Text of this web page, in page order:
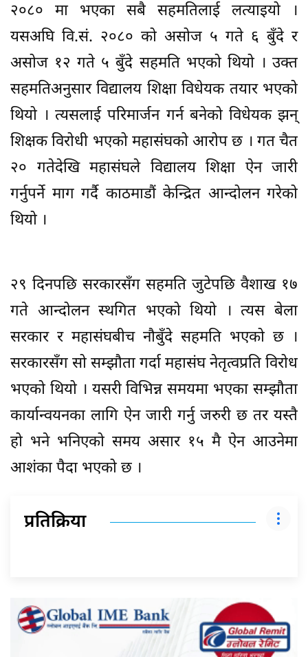
२०८० मा भएका सबै सहमतिलाई लत्याइयो ।
यसअघि वि.सं. २०८० को असोज ५ गते ६ बुँदे र
असोज १२ गते ५ बुँदे सहमति भएको थियो । उक्त
सहमतिअनुसार विद्यालय शिक्षा विधेयक तयार भएको
थियो । त्यसलाई परिमार्जन गर्न बनेको विधेयक झन्
शिक्षक विरोधी भएको महासंघको आरोप छ । गत चैत
२० गतेदेखि महासंघले विद्यालय शिक्षा ऐन जारी
गर्नुपर्ने माग गर्दै काठमाडौं केन्द्रित आन्दोलन गरेको
थियो ।
२९ दिनपछि सरकारसँग सहमति जुटेपछि वैशाख १७
गते आन्दोलन स्थगित भएको थियो । त्यस बेला
सरकार र महासंघबीच नौबुँदे सहमति भएको छ ।
सरकारसँग सो सम्झौता गर्दा महासंघ नेतृत्वप्रति विरोध
भएको थियो । यसरी विभिन्न समयमा भएका सम्झौता
कार्यान्वयनका लागि ऐन जारी गर्नु जरुरी छ तर यस्तै
हो भने भनिएको समय असार १५ मै ऐन आउनेमा
आशंका पैदा भएको छ ।
प्रतिक्रिया